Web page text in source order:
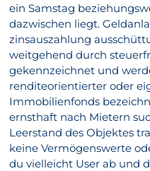
ein Samstag
dazwischen liegt.
zinsauszahlung
weitgehend durch
gekennzeichnet und
renditeorientierter oder
Immobilienfonds
ernsthaft nach Mietern
Leerstand des Objektes
keine Vermögenswerte
du vielleicht User ab und